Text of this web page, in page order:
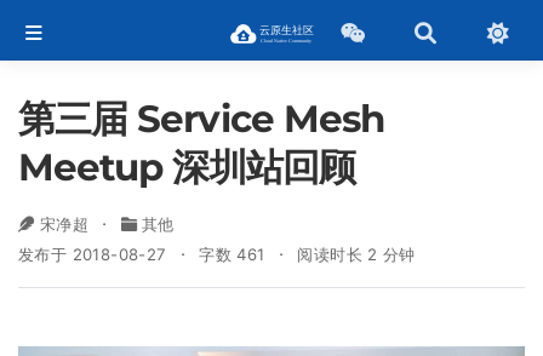
第三届 Service Mesh
Meetup 深圳站回顾
宋净超
其他
发布于 2018-08-27
字数 461 阅读时长 2 分钟